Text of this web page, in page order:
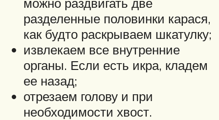
разделенные половинки карася,
как будто раскрываем шкатулку;
извлекаем все внутренние
органы. Если есть икра, кладем
ее назад;
отрезаем голову и при
необходимости хвост.